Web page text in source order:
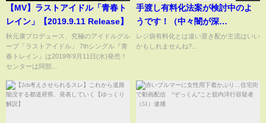
【MV】ラストアイドル「青春ト
レイン」【2019.9.11 Release】
秋元康プロデュース、究極のアイドルグル
ープ「ラストアイドル」 7thシングル『青
春トレイン』は2019年9月11日(水)発売！
センターは阿部...
手渡し有料化法案が検討中のよ
うです！（中々闇が深
い・・・）【猫ミーム】
レジ袋有料化とは違い置き配が主流はいい
かもしれませんね?...